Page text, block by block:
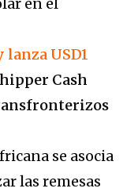
USD1
Cash
se asocia
las remesas